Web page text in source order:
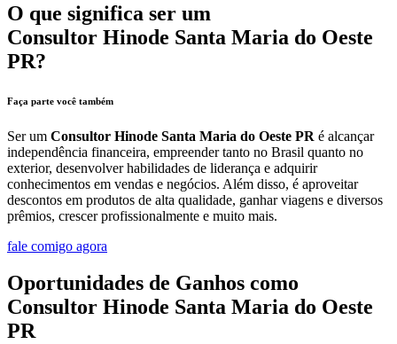
O que significa ser um
Consultor Hinode Santa Maria do Oeste
PR?
Faça parte você também
Ser um Consultor Hinode Santa Maria do Oeste PR é alcançar
independência financeira, empreender tanto no Brasil quanto no
exterior, desenvolver habilidades de liderança e adquirir
conhecimentos em vendas e negócios. Além disso, é aproveitar
descontos em produtos de alta qualidade, ganhar viagens e diversos
prêmios, crescer profissionalmente e muito mais.
fale comigo agora
Oportunidades de Ganhos como
Consultor Hinode Santa Maria do Oeste
PR